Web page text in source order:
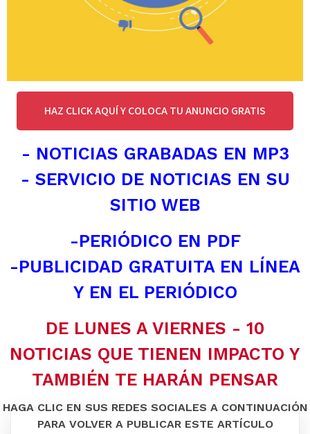
HAZ CLICK AQUÍ Y COLOCA TU ANUNCIO GRATIS
- NOTICIAS GRABADAS EN MP3
- SERVICIO DE NOTICIAS EN SU
SITIO WEB
-PERIÓDICO EN PDF
-PUBLICIDAD GRATUITA EN LÍNEA
Y EN EL PERIÓDICO
DE LUNES A VIERNES - 10
NOTICIAS QUE TIENEN IMPACTO Y
TAMBIÉN TE HARÁN PENSAR
HAGA CLIC EN SUS REDES SOCIALES A CONTINUACIÓN
PARA VOLVER A PUBLICAR ESTE ARTÍCULO